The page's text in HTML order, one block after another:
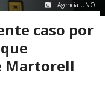
Agencia UNO
caso por
Martorell